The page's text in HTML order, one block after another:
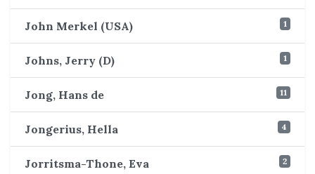
John Merkel (USA) 1
Johns, Jerry (D) 1
Jong, Hans de 11
Jongerius, Hella 4
Jorritsma-Thone, Eva 2